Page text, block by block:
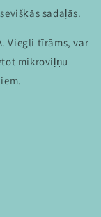
sadaļās.
Viegli tīrāms, var
mikroviļņu